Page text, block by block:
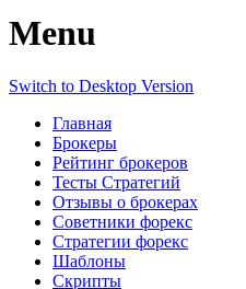
Menu
Switch to Desktop Version
Главная
Брокеры
Рейтинг брокеров
Тесты Стратегий
Отзывы о брокерах
Советники форекс
Стратегии форекс
Шаблоны
Скрипты